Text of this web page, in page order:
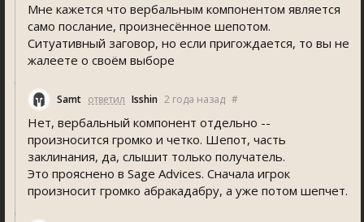
Мне кажется что вербальным компонентом является
само послание, произнесённое шепотом.
Ситуативный заговор, но если пригождается, то вы не
жалеете о своём выборе
Samt ответил Isshin 2 года назад #
Нет, вербальный компонент отдельно --
произносится громко и четко. Шепот, часть
заклинания, да, слышит только получатель.
Это прояснено в Sage Advices. Сначала игрок
произносит громко абракадабру, а уже потом шепчет.